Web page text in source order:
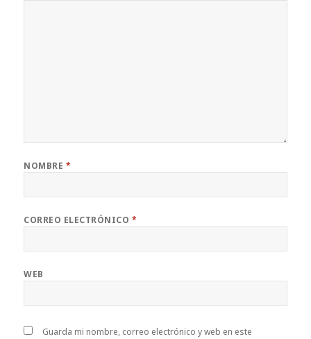
NOMBRE *
CORREO ELECTRÓNICO *
WEB
Guarda mi nombre, correo electrónico y web en este